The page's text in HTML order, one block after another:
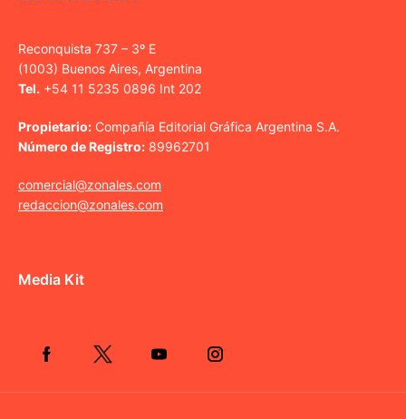
Reconquista 737 – 3º E
(1003) Buenos Aires, Argentina
Tel. +54 11 5235 0896 Int 202
Propietario: Compañía Editorial Gráfica Argentina S.A.
Número de Registro: 89962701
comercial@zonales.com
redaccion@zonales.com
Media Kit